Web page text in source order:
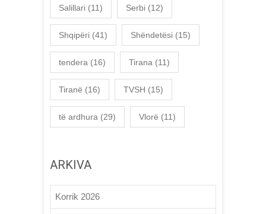
Salillari (11) Serbi (12)
Shqipëri (41) Shëndetësi (15)
tendera (16) Tirana (11)
Tiranë (16) TVSH (15)
të ardhura (29) Vlorë (11)
ARKIVA
Korrik 2026